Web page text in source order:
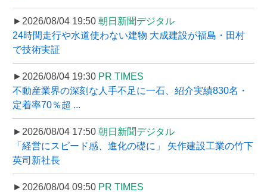
►2026/08/04 19:50 朝日新聞デジタル
24時間走行や水道使わない建物 大成建設が福島・田村
で技術実証
►2026/08/04 19:30 PR TIMES
不動産業界の深刻な人手不足に一石、紹介実績830名・
定着率70％超 ...
►2026/08/04 17:50 朝日新聞デジタル
「経営にスピード感、進化の礎に」 矢作建設工業の竹下
英司新社長
►2026/08/04 09:50 PR TIMES